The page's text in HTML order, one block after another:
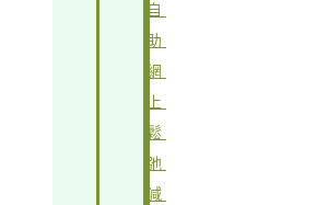
自
助
網
上
鬆
弛
減